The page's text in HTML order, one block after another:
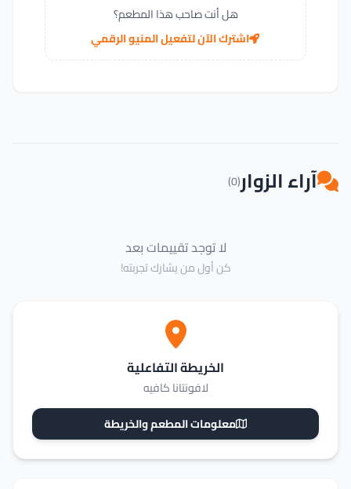
هل أنت صاحب هذا المطعم؟
اشترك الآن لتفعيل المنيو الرقمي
آراء الزوار(0)
لا توجد تقييمات بعد
كن أول من يشارك تجربته!
الخريطة التفاعلية
لافونتانا كافيه
معلومات المطعم والخريطة